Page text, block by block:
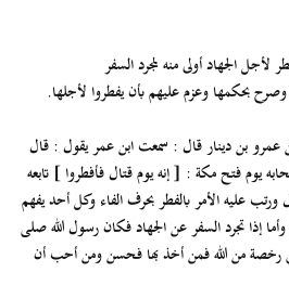
لأجل الجهاد أولى منه لمجرد السفر
بحكمها وعزم عليهم بأن يفطروا لأجلها.
بن دينار قال : سمعت ابن عمر يقول : قال
يوم فتح مكة : [ إنه يوم قتال فأفطروا ] تابعه
ورتب عليه الأمر بالفطر بحرف الفاء وكل أحد يفهم
إذا تجرد السفر عن الجهاد فكان رسول الله صلى
من الله فمن أخذ بها فحسن ومن أحب أن